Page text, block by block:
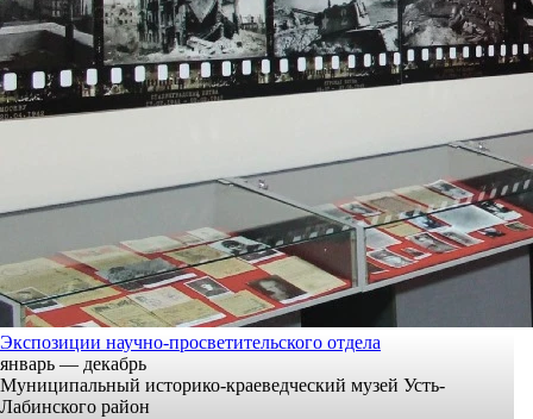
Экспозиции научно-просветительского отдела
январь — декабрь
Муниципальный историко-краеведческий музей Усть-
Лабинского район